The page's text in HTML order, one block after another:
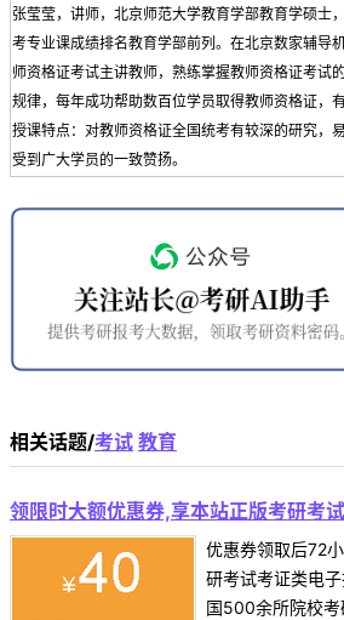
张莹莹，讲师，北京师范大学教育学部教育学硕士
考专业课成绩排名教育学部前列。在北京数家辅导
师资格证考试主讲教师，熟练掌握教师资格证考试
规律，每年成功帮助数百位学员取得教师资格证，
授课特点：对教师资格证全国统考有较深的研究，
受到广大学员的一致赞扬。
相关话题/考试 教育
领限时大额优惠券,享本站正版考研考
优惠券领取后72
研考试考证类电
国500余所院校